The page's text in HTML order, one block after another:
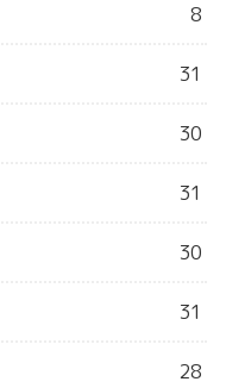
8
31
30
31
30
31
28